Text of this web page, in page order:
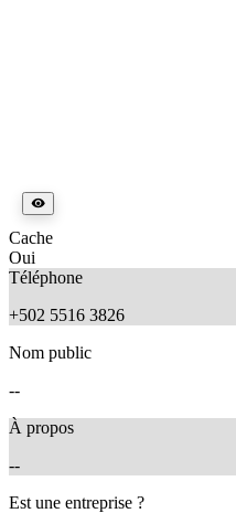
Cache
Oui
Téléphone
+502 5516 3826
Nom public
--
À propos
--
Est une entreprise ?